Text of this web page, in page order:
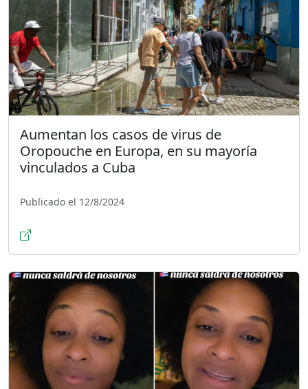
Aumentan los casos de virus de
Oropouche en Europa, en su mayoría
vinculados a Cuba
Publicado el 12/8/2024